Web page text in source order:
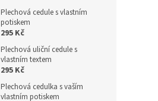
Plechová cedule s vlastním
potiskem
295 Kč
Plechová uliční cedule s
vlastním textem
295 Kč
Plechová cedulka s vaším
vlastním potiskem